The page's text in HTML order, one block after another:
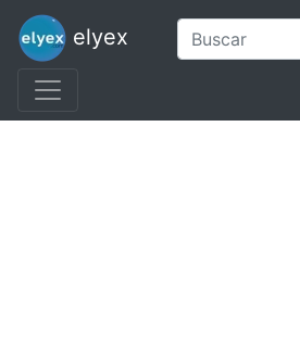
elyex